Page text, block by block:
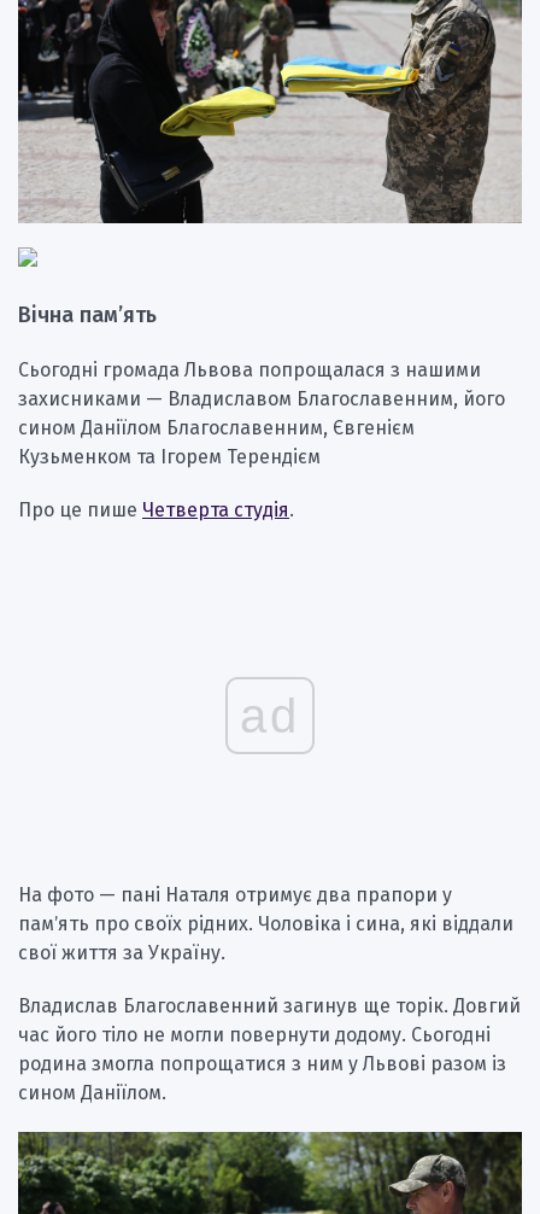
Вічна пам’ять
Сьогодні громада Львова попрощалася з нашими
захисниками — Владиславом Благославенним, його
сином Даніїлом Благославенним, Євгенієм
Кузьменком та Ігорем Терендієм
Про це пише Четверта студія.
ad
На фото — пані Наталя отримує два прапори у
памʼять про своїх рідних. Чоловіка і сина, які віддали
свої життя за Україну.
Владислав Благославенний загинув ще торік. Довгий
час його тіло не могли повернути додому. Сьогодні
родина змогла попрощатися з ним у Львові разом із
сином Даніїлом.